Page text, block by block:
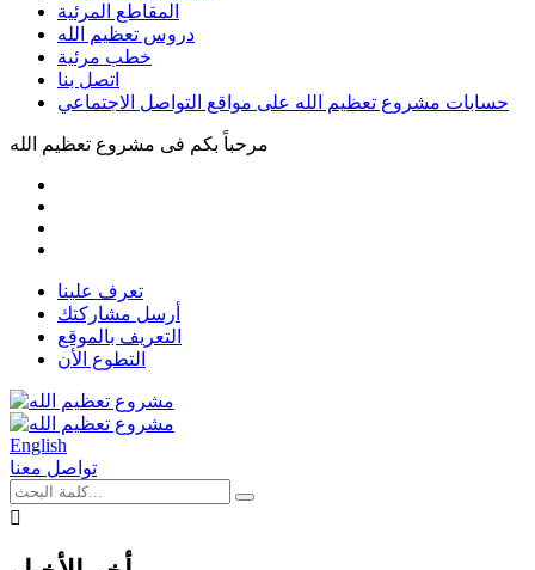
المقاطع المرئية
دروس تعظيم الله
خطب مرئية
اتصل بنا
حسابات مشروع تعظيم الله على مواقع التواصل الاجتماعي
مرحباً بكم فى مشروع تعظيم الله
تعرف علينا
أرسل مشاركتك
التعريف بالموقع
التطوع الأن
English
تواصل معنا